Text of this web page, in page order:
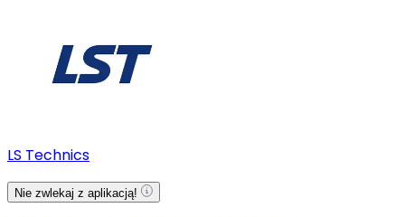
LS Technics
Nie zwlekaj z aplikacją!